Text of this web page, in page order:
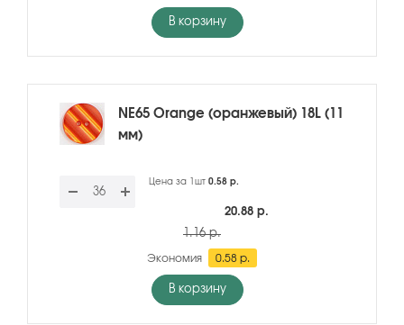
В корзину
NE65 Orange (оранжевый) 18L (11
мм)
Цена за 1шт 0.58 р.
20.88 р.
1.16 р.
Экономия 0.58 р.
В корзину